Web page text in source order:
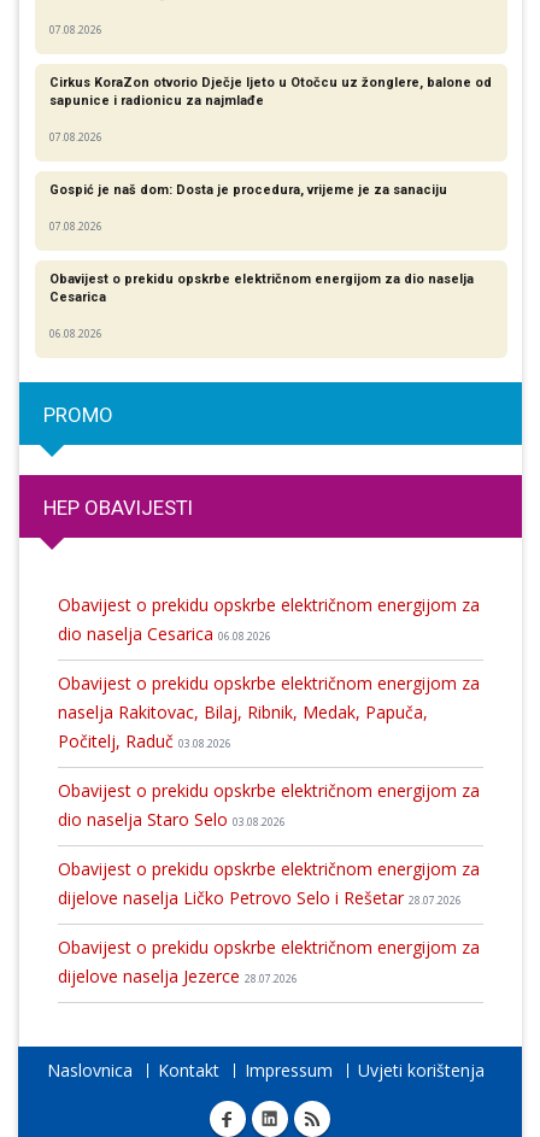
07.08.2026
Cirkus KoraZon otvorio Dječje ljeto u Otočcu uz žonglere, balone od
sapunice i radionicu za najmlađe
07.08.2026
Gospić je naš dom: Dosta je procedura, vrijeme je za sanaciju
07.08.2026
Obavijest o prekidu opskrbe električnom energijom za dio naselja
Cesarica
06.08.2026
PROMO
HEP OBAVIJESTI
Obavijest o prekidu opskrbe električnom energijom za
dio naselja Cesarica 06.08.2026
Obavijest o prekidu opskrbe električnom energijom za
naselja Rakitovac, Bilaj, Ribnik, Medak, Papuča,
Počitelj, Raduč 03.08.2026
Obavijest o prekidu opskrbe električnom energijom za
dio naselja Staro Selo 03.08.2026
Obavijest o prekidu opskrbe električnom energijom za
dijelove naselja Ličko Petrovo Selo i Rešetar 28.07.2026
Obavijest o prekidu opskrbe električnom energijom za
dijelove naselja Jezerce 28.07.2026
Naslovnica Kontakt Impressum Uvjeti korištenja